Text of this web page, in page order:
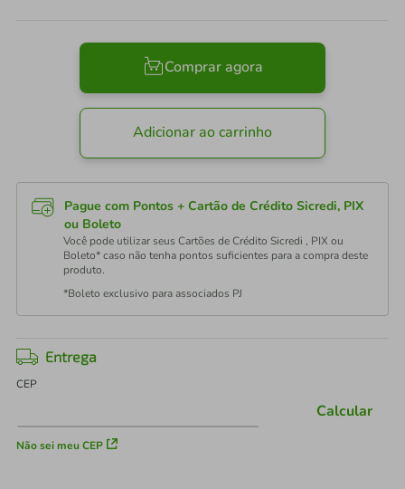
Comprar agora
Adicionar ao carrinho
Pague com Pontos + Cartão de Crédito Sicredi, PIX
ou Boleto
Você pode utilizar seus Cartões de Crédito Sicredi , PIX ou
Boleto* caso não tenha pontos suficientes para a compra deste
produto.
*Boleto exclusivo para associados PJ
Entrega
CEP
Não sei meu CEP
Calcular